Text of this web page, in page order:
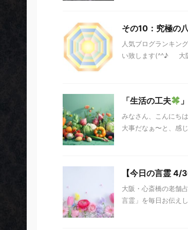
その10：究極の
人気ブログランキン
い致します(^^♪ 大
「生活の工夫 」
みなさん、こんにち
大事だなぁ〜と、感
【今日の言霊 4/
大阪・心斎橋の老舗
言霊」を毎日お伝え